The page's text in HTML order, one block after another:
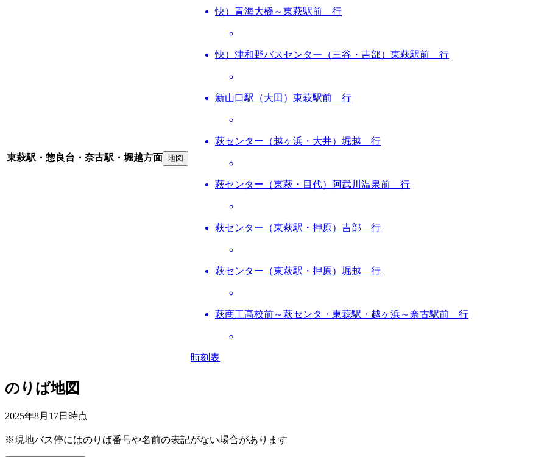
東萩駅・惣良台・奈古駅・堀越方面 地図
快）青海大橋～東萩駅前 行
快）津和野バスセンター（三谷・吉部）東萩駅前 行
新山口駅（大田）東萩駅前 行
萩センター（越ヶ浜・大井）堀越 行
萩センター（東萩・目代）阿武川温泉前 行
萩センター（東萩駅・押原）吉部 行
萩センター（東萩駅・押原）堀越 行
萩商工高校前～萩センタ・東萩駅・越ヶ浜～奈古駅前 行
時刻表
のりば地図
2025年8月17日 時点
※現地バス停にはのりば番号や名前の表記がない場合があります